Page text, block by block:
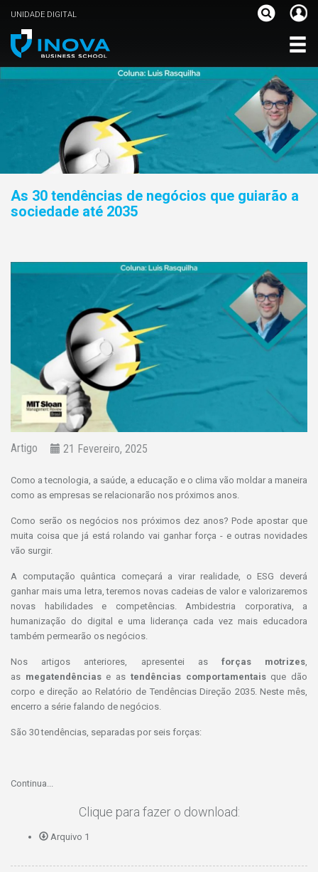
UNIDADE DIGITAL
As 30 tendências de negócios que guiarão a
sociedade até 2035
Artigo 21 Fevereiro, 2025
Como a tecnologia, a saúde, a educação e o clima vão moldar a maneira
como as empresas se relacionarão nos próximos anos.
Como serão os negócios nos próximos dez anos? Pode apostar que
muita coisa que já está rolando vai ganhar força - e outras novidades
vão surgir.
A computação quântica começará a virar realidade, o ESG deverá
ganhar mais uma letra, teremos novas cadeias de valor e valorizaremos
novas habilidades e competências. Ambidestria corporativa, a
humanização do digital e uma liderança cada vez mais educadora
também permearão os negócios.
Nos artigos anteriores, apresentei as forças motrizes
as megatendênciase as tendências comportamentaisque dão
corpo e direção ao Relatório de Tendências Direção 2035. Neste mês,
encerro a série falando de negócios.
São 30 tendências, separadas por seis forças:
Continua...
Clique para fazer o download:
Arquivo 1